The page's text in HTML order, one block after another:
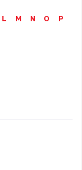
L M N O
P